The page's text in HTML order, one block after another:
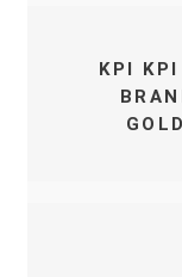
ΚΡΙ